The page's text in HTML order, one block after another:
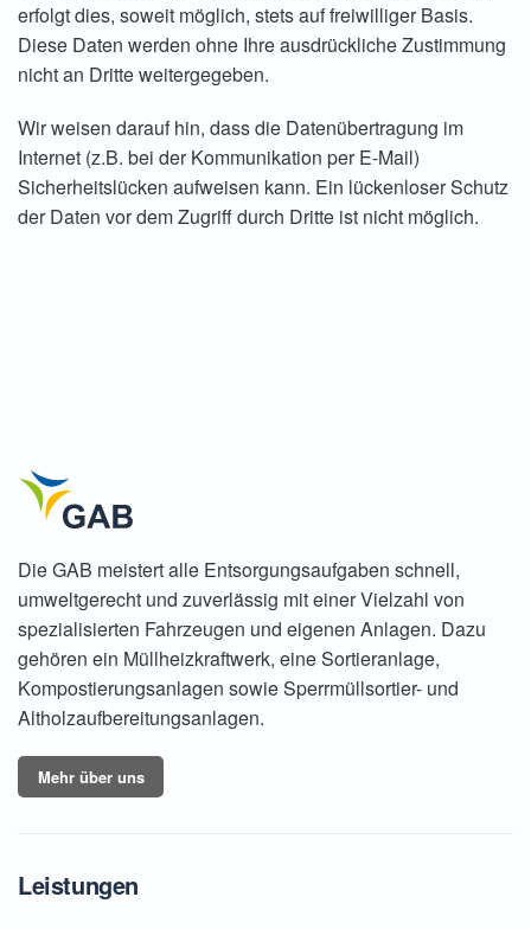
erfolgt dies, soweit möglich, stets auf freiwilliger Basis.
Diese Daten werden ohne Ihre ausdrückliche Zustimmung
nicht an Dritte weitergegeben.
Wir weisen darauf hin, dass die Datenübertragung im
Internet (z.B. bei der Kommunikation per E-Mail)
Sicherheitslücken aufweisen kann. Ein lückenloser Schutz
der Daten vor dem Zugriff durch Dritte ist nicht möglich.
DieGAB meistert alle Entsorgungsaufgaben schnell,
umweltgerecht und zuverlässig mit einer Vielzahl von
spezialisierten Fahrzeugen und eigenen Anlagen. Dazu
gehören ein Müllheizkraftwerk, eine Sortieranlage,
Kompostierungsanlagen sowie Sperrmüllsortier- und
Altholzaufbereitungsanlagen.
Mehr über uns
Leistungen